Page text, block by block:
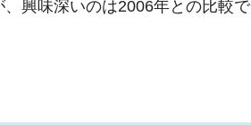
興味深いのは2006年との比較で